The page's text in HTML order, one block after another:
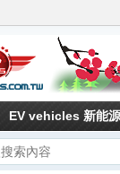
EV vehicles 新能源